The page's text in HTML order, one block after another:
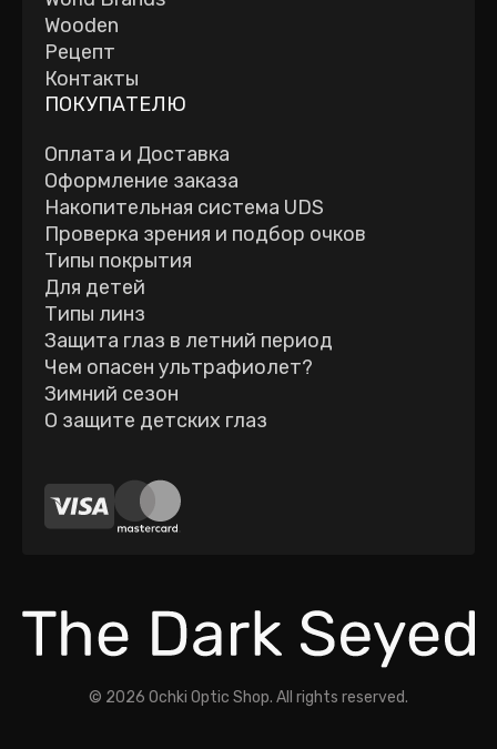
Wooden
Рецепт
Контакты
ПОКУПАТЕЛЮ
Оплата и Доставка
Оформление заказа
Накопительная система UDS
Проверка зрения и подбор очков
Типы покрытия
Для детей
Типы линз
Защита глаз в летний период
Чем опасен ультрафиолет?
Зимний сезон
О защите детских глаз
© 2026 Ochki Optic Shop. All rights reserved.